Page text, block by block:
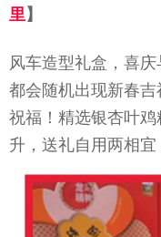
里】
风车造型礼盒，喜庆
都会随机出现新春
祝福！精选银杏叶
升，送礼自用两相宜